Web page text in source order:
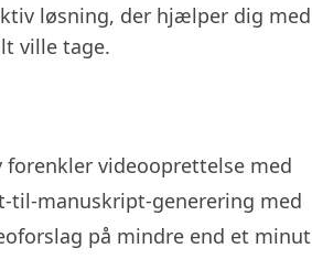
løsning, der hjælper dig med
ville tage.
videooprettelse med
til-manuskript-generering med
på mindre end et minut